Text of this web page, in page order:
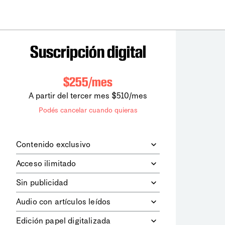
Suscripción digital
$255/mes
A partir del tercer mes $510/mes
Podés cancelar cuando quieras
Contenido exclusivo
digitales dela diaria
los contenidos de Le Monde
diplomatique.
Acceso ilimitado
contenidos.
Sin publicidad
publicitarios.
Audio con artículos leídos
Edición papel digitalizada